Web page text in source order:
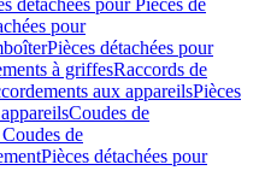
détachées pour Pièces de
pour
Pièces détachées pour
à griffesRaccords de
aux appareilsPièces
Coudes de
de
Pièces détachées pour